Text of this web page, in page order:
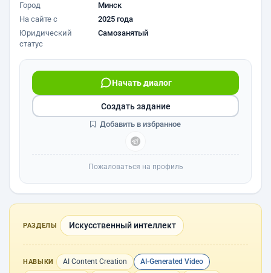
Город
Минск
На сайте с
2025 года
Юридический
статус
Самозанятый
Начать диалог
Создать задание
Добавить в избранное
Пожаловаться на профиль
РАЗДЕЛЫ Искусственный интеллект
НАВЫКИ AI Content Creation
AI-Generated Video